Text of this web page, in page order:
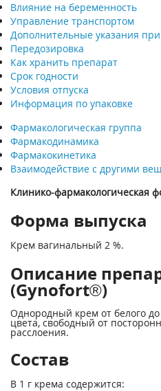
Влияние на беременность
Управление транспортом
Дополнительные указания
Передозировка
Как хранить препарат
Срок годности
Условия отпуска
Информация по упаковке
Фармакологическая группа
Фармакодинамика
Фармакокинетика
Взаимодействие с другими
Клинико-фармакологическая
Форма выпуска
Крем вагинальный 2 %.
Описание
(Gynofort®)
Однородный крем от белого
цвета, свободный от
расслоения.
Состав
В 1 г крема содержится: